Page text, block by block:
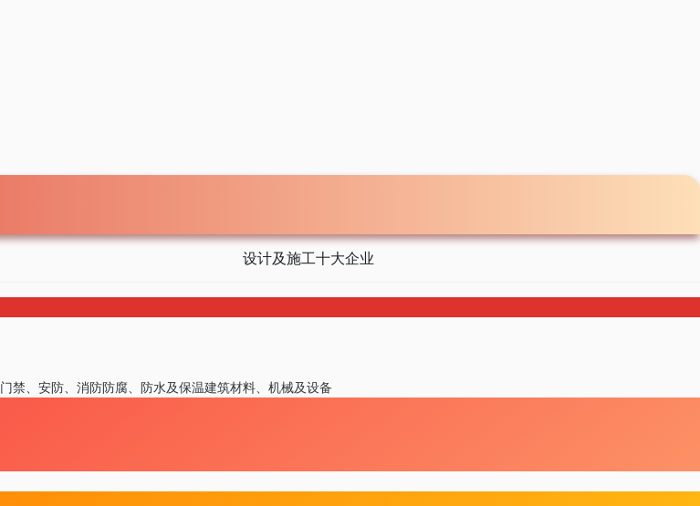
设计及施工十大企业
门禁、安防、消防防腐、防水及保温建筑材料、机械及设备